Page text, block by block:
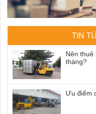
TIN
Nên thuê
tháng?
Ưu điểm